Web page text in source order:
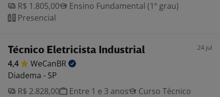
R$ 1.805,00
Ensino Fundamental (1º grau)
Presencial
Técnico Eletricista Industrial 24 jul
4,4
WeCanBR
Diadema - SP
R$ 2.828,00
Entre 1 e 3 anos
Curso Técnico